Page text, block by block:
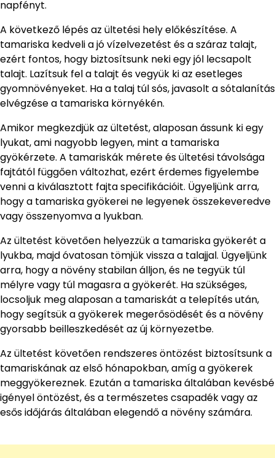
napfényt.
A következő lépés az ültetési hely előkészítése. A
tamariska kedveli a jó vízelvezetést és a száraz talajt,
ezért fontos, hogy biztosítsunk neki egy jól lecsapolt
talajt. Lazítsuk fel a talajt és vegyük ki az esetleges
gyomnövényeket. Ha a talaj túl sós, javasolt a sótalanítás
elvégzése a tamariska környékén.
Amikor megkezdjük az ültetést, alaposan ássunk ki egy
lyukat, ami nagyobb legyen, mint a tamariska
gyökérzete. A tamariskák mérete és ültetési távolsága
fajtától függően változhat, ezért érdemes figyelembe
venni a kiválasztott fajta specifikációit. Ügyeljünk arra,
hogy a tamariska gyökerei ne legyenek összekeveredve
vagy összenyomva a lyukban.
Az ültetést követően helyezzük a tamariska gyökerét a
lyukba, majd óvatosan tömjük vissza a talajjal. Ügyeljünk
arra, hogy a növény stabilan álljon, és ne tegyük túl
mélyre vagy túl magasra a gyökerét. Ha szükséges,
locsoljuk meg alaposan a tamariskát a telepítés után,
hogy segítsük a gyökerek megerősödését és a növény
gyorsabb beilleszkedését az új környezetbe.
Az ültetést követően rendszeres öntözést biztosítsunk a
tamariskának az első hónapokban, amíg a gyökerek
meggyökereznek. Ezután a tamariska általában kevésbé
igényel öntözést, és a természetes csapadék vagy az
esős időjárás általában elegendő a növény számára.